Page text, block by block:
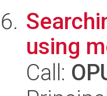
using
Call: